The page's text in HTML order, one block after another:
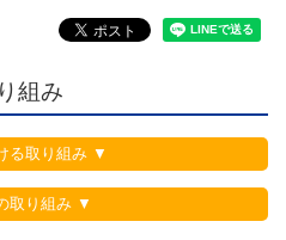
組み
る取り組み
取り組み